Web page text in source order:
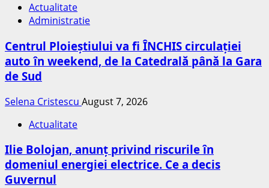
Actualitate
Administratie
Centrul Ploieștiului va fi ÎNCHIS circulației
auto în weekend, de la Catedrală până la Gara
de Sud
Selena Cristescu August 7, 2026
Actualitate
Ilie Bolojan, anunț privind riscurile în
domeniul energiei electrice. Ce a decis
Guvernul